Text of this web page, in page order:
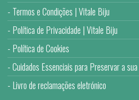
Termos e Condições | Vitale Biju
Política de Privacidade | Vitale Biju
Política de Cookies
Cuidados Essenciais para Preservar a
Livro de reclamações eletrónico